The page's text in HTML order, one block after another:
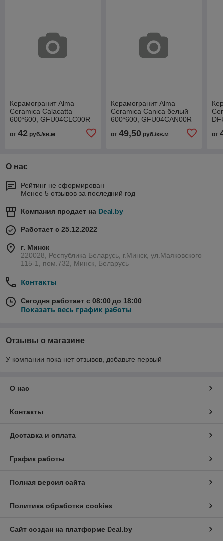
Керамогранит Alma
Ceramica Calacatta
600*600, GFU04CLC00R
от 42 руб./кв.м
Керамогранит Alma
Ceramica Canica белый
600*600, GFU04CAN00R
от 49,50руб./кв.м от
О нас
Рейтинг не сформирован
Менее 5 отзывов за последний год
Компания продает на Deal.by
Работает с 25.12.2022
г. Минск
220028, Республика Беларусь, г.Минск, ул.Маяковского
115-1, пом.732, Минск, Беларусь
Контакты
Сегодня работает с 08:00 до 18:00
Показать весь график работы
Отзывы о магазине
У компании пока нет отзывов, добавьте первый
О нас
Контакты
Доставка и оплата
График работы
Полная версия сайта
Политика обработки cookies
Сайт создан на платформе Deal.by